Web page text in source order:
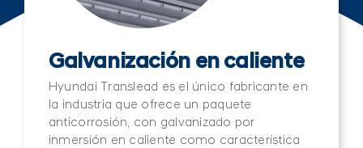
Galvanización en caliente
Hyundai Translead es el único fabricante en
la industria que ofrece un paquete
anticorrosión, con galvanizado por
inmersión en caliente como característica